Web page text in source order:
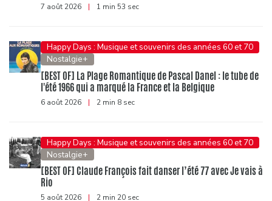
7 août 2026 | 1 min 53 sec
Happy Days : Musique et souvenirs des années 60 et 70
Nostalgie+
[BEST OF] La Plage Romantique de Pascal Danel : le tube de
l'été 1966 qui a marqué la France et la Belgique
6 août 2026 | 2 min 8 sec
Happy Days : Musique et souvenirs des années 60 et 70
Nostalgie+
[BEST OF] Claude François fait danser l’été 77 avec Je vais à
Rio
5 août 2026 | 2 min 20 sec